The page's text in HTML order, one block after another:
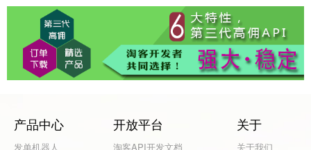
产品中心
发单机器人
开放平台
淘客API开发文档
关于
关于我们